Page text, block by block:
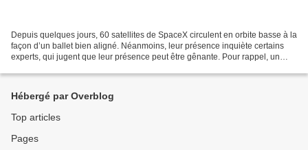
Depuis quelques jours, 60 satellites de SpaceX circulent en orbite basse à la
façon d’un ballet bien aligné. Néanmoins, leur présence inquiète certains
experts, qui jugent que leur présence peut être gênante. Pour rappel, un
Hébergé par Overblog
Top articles
Pages